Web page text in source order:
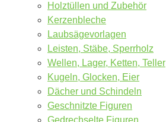
Holztüllen und Zubehör
Kerzenbleche
Laubsägevorlagen
Leisten, Stäbe, Sperrholz
Wellen, Lager, Ketten, Teller
Kugeln, Glocken, Eier
Dächer und Schindeln
Geschnitzte Figuren